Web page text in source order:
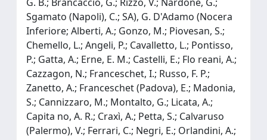
Sgamato (Napoli), C.; SA), G. D'Adamo (Nocera
Inferiore; Alberti, A.; Gonzo, M.; Piovesan, S.;
Chemello, L.; Angeli, P.; Cavalletto, L.; Pontisso,
P.; Gatta, A.; Erne, E. M.; Castelli, E.; Flo reani, A.;
Cazzagon, N.; Franceschet, I.; Russo, F. P.;
Zanetto, A.; Franceschet (Padova), E.; Madonia,
S.; Cannizzaro, M.; Montalto, G.; Licata, A.;
Capita no, A. R.; Craxì, A.; Petta, S.; Calvaruso
(Palermo), V.; Ferrari, C.; Negri, E.; Orlandini, A.;